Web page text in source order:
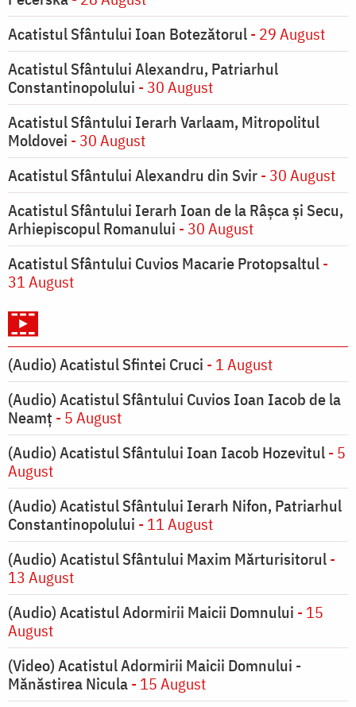
Acatistul Sfântului Ioan Botezătorul- 29 August
Acatistul Sfântului Alexandru, Patriarhul
Constantinopolului - 30 August
Acatistul Sfântului Ierarh Varlaam, Mitropolitul
Moldovei - 30 August
Acatistul Sfântului Alexandru din Svir- 30 August
Acatistul Sfântului Ierarh Ioan de la Râşca şi Secu,
Arhiepiscopul Romanului - 30 August
Acatistul Sfântului Cuvios Macarie Protopsaltul-
31 August
(Audio) Acatistul Sfintei Cruci - 1 August
(Audio) Acatistul Sfântului Cuvios Ioan Iacob de la
Neamț - 5 August
(Audio) Acatistul Sfântului Ioan Iacob Hozevitul- 5
August
(Audio) Acatistul Sfântului Ierarh Nifon, Patriarhul
Constantinopolului - 11 August
(Audio) Acatistul Sfântului Maxim Mărturisitorul-
13 August
(Audio) Acatistul Adormirii Maicii Domnului - 15
August
(Video) Acatistul Adormirii Maicii Domnului -
Mănăstirea Nicula- 15 August